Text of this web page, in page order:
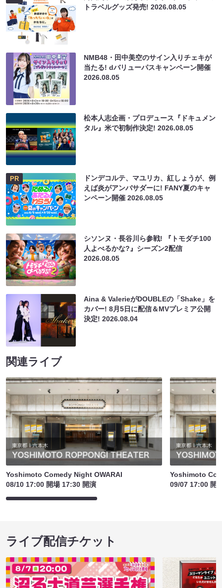
トラベルグッズ発売!2026.08.05
NMB48・田中美空のサイン入りチェキが
当たる! dバリューパスキャンペーン開催
2026.08.05
松本人志企画・プロデュース『ドキュメン
タル』米で初制作決定!2026.08.05
PR
ドンデコルテ、マユリカ、紅しょうが、例
えば炎がアンバサダーに! FANY夏のキャ
ンペーン開催2026.08.05
シソンヌ・長谷川ら参戦! 『トモダチ100
人よべるかな?』シーズン2配信
2026.08.05
Aina & ValerieがDOUBLEの「Shake」を
カバー! 8月5日に配信＆MVプレミア公開
決定!2026.08.04
関連ライブ
Yoshimoto Comedy Night OWARAI
08/10 17:00 開場 17:30 開演
Yoshimoto
09/07 17:00 開
ライブ配信チケット